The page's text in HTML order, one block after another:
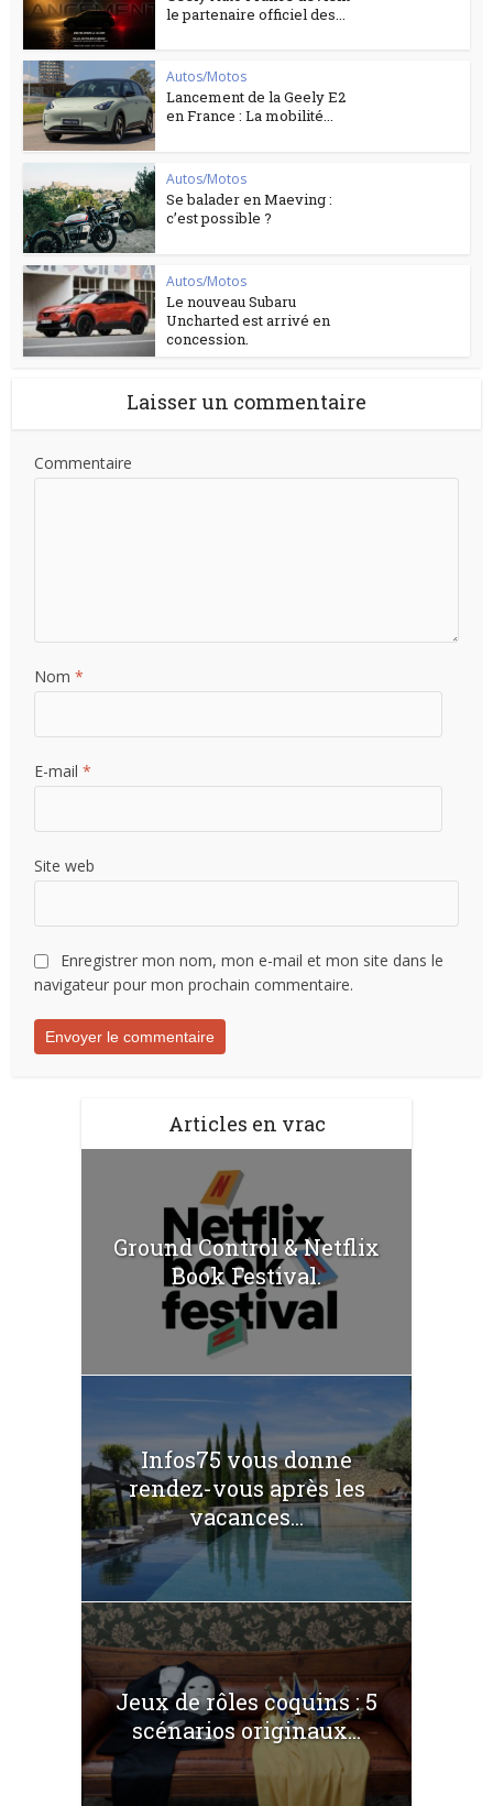
le partenaire officiel des...
Autos/Motos
Lancement de la Geely E2
en France : La mobilité...
Autos/Motos
Se balader en Maeving :
c’est possible ?
Autos/Motos
Le nouveau Subaru
Uncharted est arrivé en
concession.
Laisser un commentaire
Commentaire
Nom*
E-mail*
Site web
Enregistrer mon nom, mon e-mail et mon site dans le
navigateur pour mon prochain commentaire.
Articles en vrac
Ground Control & Netflix
Book Festival.
Infos75 vous donne
rendez-vous après les
vacances...
Jeux de rôles coquins : 5
scénarios originaux...